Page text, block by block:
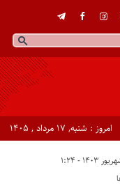
امروز : شنبه, ۱۷ مرداد , ۱۴۰۵